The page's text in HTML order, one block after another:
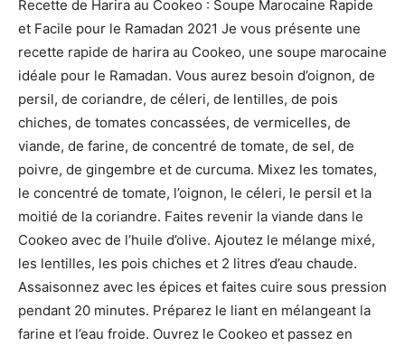
Recette de Harira au Cookeo : Soupe Marocaine Rapide
et Facile pour le Ramadan 2021 Je vous présente une
recette rapide de harira au Cookeo, une soupe marocaine
idéale pour le Ramadan. Vous aurez besoin d’oignon, de
persil, de coriandre, de céleri, de lentilles, de pois
chiches, de tomates concassées, de vermicelles, de
viande, de farine, de concentré de tomate, de sel, de
poivre, de gingembre et de curcuma. Mixez les tomates,
le concentré de tomate, l’oignon, le céleri, le persil et la
moitié de la coriandre. Faites revenir la viande dans le
Cookeo avec de l’huile d’olive. Ajoutez le mélange mixé,
les lentilles, les pois chiches et 2 litres d’eau chaude.
Assaisonnez avec les épices et faites cuire sous pression
pendant 20 minutes. Préparez le liant en mélangeant la
farine et l’eau froide. Ouvrez le Cookeo et passez en